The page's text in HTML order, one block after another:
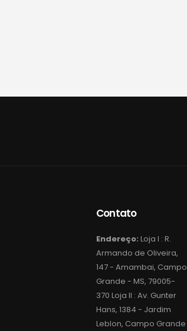
Contato
Endereço: Loja I : R.
Armando de Oliveira,
147 - Amambai, Campo
Grande - MS, 79005-
370 Loja II : Av. Gunter
Hans, 1384 - Jardim
Leblon, Campo Grande